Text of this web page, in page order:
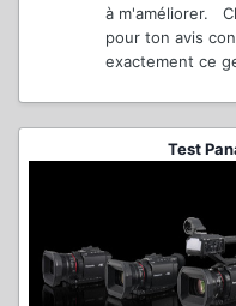
à m'améliorer.
pour ton avis
exactement ce
Test